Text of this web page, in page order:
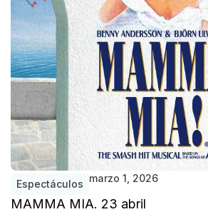
Espectáculos marzo 1, 2026
MAMMA MIA. 23 abril